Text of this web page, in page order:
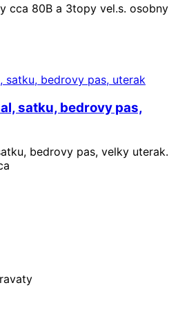
cca 80B a 3topy vel.s. osobny
satku, bedrovy pas,
bedrovy pas, velky uterak.